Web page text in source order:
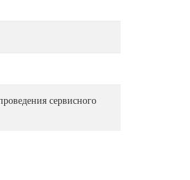
сервисного